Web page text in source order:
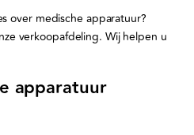
over medische apparatuur?
verkoopafdeling. Wij helpen u
apparatuur